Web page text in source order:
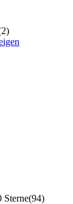
Sterne(94)